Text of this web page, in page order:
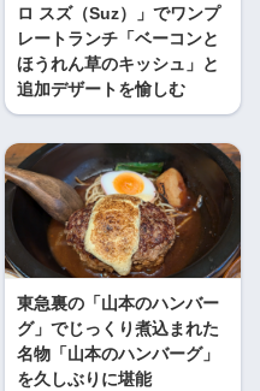
ロ スズ（Suz）」でワンプ
レートランチ「ベーコンと
ほうれん草のキッシュ」と
追加デザートを愉しむ
東急裏の「山本のハンバー
グ」でじっくり煮込まれた
名物「山本のハンバーグ」
を久しぶりに堪能